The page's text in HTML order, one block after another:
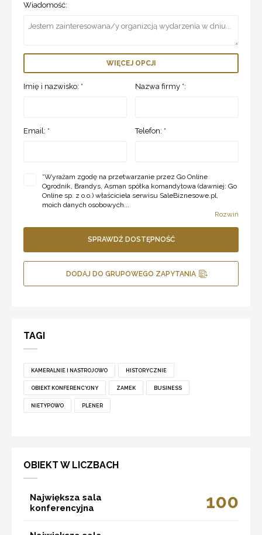
Wiadomość:
WIĘCEJ OPCJI
Imię i nazwisko: * Nazwa firmy *:
Email: * Telefon: *
*Wyrażam zgodę na przetwarzanie przez Go Online
Ogrodnik, Brandys, Asman spółka komandytowa (dawniej: Go
Online sp. z o.o.) właściciela serwisu SaleBiznesowe.pl,
moich danych osobowych...
Rozwiń
SPRAWDŹ DOSTĘPNOŚĆ
DODAJ DO GRUPOWEGO ZAPYTANIA
TAGI
KAMERALNIE I NASTROJOWO HISTORYCZNIE
OBIEKT KONFERENCYJNY ZAMEK BUSINESS
NIETYPOWO PLENER
OBIEKT W LICZBACH
Największa sala
konferencyjna
100